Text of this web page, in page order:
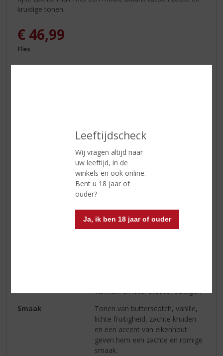
Leeftijdscheck
Wij vragen altijd naar
uw leeftijd, in de
winkels en ook online.
Bent u 18 jaar of
ouder?
Ja, ik ben 18 jaar of ouder
kruidige tonen.
€ 46,99
Fles
Land van Herkomst
Schotland
Hooglanden
70 CL
Single Malt
van kalk en later steeds kruidiger.
Smaak
Tonen van butterscotch, vanille,
lichte fruitigheid, zachte kruiden
en een accent van eikenhout
geven hem een zachte en romige
smaak.